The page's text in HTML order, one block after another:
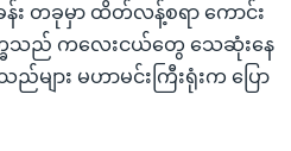
း တခုမှာ ထိတ်လန့်စရာ ကောင်း
ခသည် ကလေးငယ်တွေ သေဆုံးနေ
ျား မဟာမင်းကြီးရုံးက ပြော